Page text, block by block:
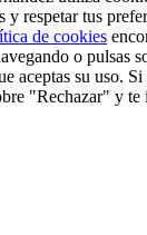
y respetar tus
de cookies
o pulsas
aceptas su uso.
"Rechazar" y